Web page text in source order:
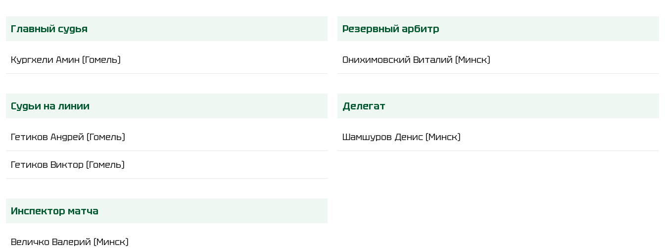
Главный судья
Кургхели Амин (Гомель)
Судьи на линии
Гетиков Андрей (Гомель)
Гетиков Виктор (Гомель)
Инспектор матча
Величко Валерий (Минск)
Резервный арбитр
Онихимовский Виталий (Минск)
Делегат
Шамшуров Денис (Минск)